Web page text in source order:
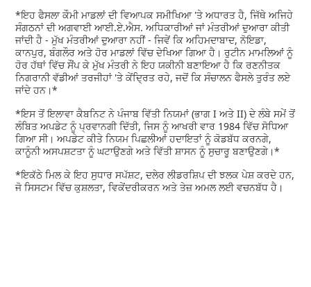
*ਇਹ ਫੈਸਲਾ ਕੌਮੀ ਮਾਡਲਾਂ ਦੀ ਵਿਆਪਕ ਸਮੀਖਿਆ 'ਤੇ ਅਧਾਰਤ ਹੈ, ਜਿੱਥੇ ਅਜਿਹੇ
ਸੰਗਠਨਾਂ ਦੀ ਅਗਵਾਈ ਆਈ.ਏ.ਐਸ. ਅਧਿਕਾਰੀਆਂ ਜਾਂ ਮੰਤਰੀਆਂ ਦੁਆਰਾ ਕੀਤੀ
ਜਾਂਦੀ ਹੈ - ਮੁੱਖ ਮੰਤਰੀਆਂ ਦੁਆਰਾ ਨਹੀਂ - ਜਿਵੇਂ ਕਿ ਅਹਿਮਦਾਬਾਦ, ਨੋਇਡਾ,
ਕਾਨਪੁਰ, ਬੰਗਲੌਰ ਅਤੇ ਹੋਰ ਮਾਡਲਾਂ ਵਿੱਚ ਦੇਖਿਆ ਗਿਆ ਹੈ। ਰੁਟੀਨ ਮਾਮਲਿਆਂ ਨੂੰ
ਹੋਰ ਹੱਥਾਂ ਵਿੱਚ ਸੌਂਪ ਕੇ ਮੁੱਖ ਮੰਤਰੀ ਨੇ ਇਹ ਯਕੀਨੀ ਬਣਾਇਆ ਹੈ ਕਿ ਰਣਨੀਤਕ
ਨਿਗਰਾਨੀ ਵੱਡੀਆਂ ਤਰਜੀਹਾਂ 'ਤੇ ਕੇਂਦ੍ਰਿਤ ਰਹੇ, ਜਦੋਂ ਕਿ ਸੰਚਾਲਨ ਫੈਸਲੇ ਤੁਰੰਤ ਲਏ
ਜਾਂਦੇ ਹਨ।*
*ਇਸ ਤੋਂ ਇਲਾਵਾ ਕੈਬਨਿਟ ਨੇ ਪੰਜਾਬ ਵਿੱਤੀ ਨਿਯਮਾਂ (ਭਾਗ I ਅਤੇ II) ਦੇ ਲੰਬੇ ਸਮੇਂ ਤੋਂ
ਲੰਬਿਤ ਅਪਡੇਟ ਨੂੰ ਪ੍ਰਵਾਨਗੀ ਦਿੱਤੀ, ਜਿਸ ਨੂੰ ਆਖਰੀ ਵਾਰ 1984 ਵਿੱਚ ਸੋਧਿਆ
ਗਿਆ ਸੀ। ਅਪਡੇਟ ਕੀਤੇ ਨਿਯਮ ਪਿਛਲੀਆਂ ਹਦਾਇਤਾਂ ਨੂੰ ਕੋਡਬੱਧ ਕਰਨਗੇ,
ਕਾਨੂੰਨੀ ਅਸਪਸ਼ਟਤਾ ਨੂੰ ਘਟਾਉਣਗੇ ਅਤੇ ਵਿੱਤੀ ਸ਼ਾਸਨ ਨੂੰ ਸੁਚਾਰੂ ਬਣਾਉਣਗੇ।*
*ਇਕੱਠੇ ਮਿਲ ਕੇ ਇਹ ਸੁਧਾਰ ਸਪੱਸ਼ਟ, ਦਲੇਰ ਲੀਡਰਸ਼ਿਪ ਦੀ ਝਲਕ ਪੇਸ਼ ਕਰਦੇ ਹਨ,
ਜੋ ਸਿਸਟਮ ਵਿੱਚ ਕੁਸ਼ਲਤਾ, ਵਿਕੇਂਦਰੀਕਰਨ ਅਤੇ ਤੇਜ਼ ਅਮਲ ਲਈ ਵਚਨਬੱਧ ਹੈ।